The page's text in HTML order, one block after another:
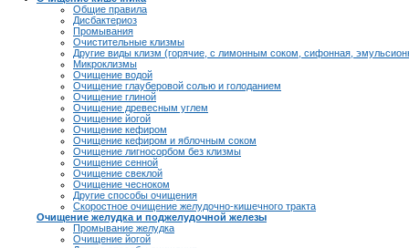
Общие правила
Дисбактериоз
Промывания
Очистительные клизмы
Другие виды клизм (горячие, с лимонным соком, сифонная,
Микроклизмы
Очищение водой
Очищение глауберовой солью и голоданием
Очищение глиной
Очищение древесным углем
Очищение йогой
Очищение кефиром
Очищение кефиром и яблочным соком
Очищение лигносорбом без клизмы
Очищение сенной
Очищение свеклой
Очищение чесноком
Другие способы очищения
Скоростное очищение желудочно-кишечного тракта
Очищение желудка и поджелудочной железы
Промывание желудка
Очищение йогой